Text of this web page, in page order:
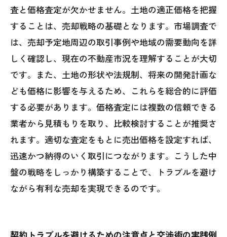
査と価格査定が欠かせません。土地の適正価格を把握
することは、売却戦略の基礎となります。市場調査で
は、売却予定地周辺の取引事例や地域の需要動向を詳
しく確認し、現在の不動産市況を理解することが大切
です。また、土地の形状や法規制、将来の開発計画な
ども価格に影響を与えるため、これらを総合的に評価
する必要があります。価格査定には複数の信頼できる
業者から見積もりを取り、比較検討することが推奨さ
れます。適切な査定をもとに売出価格を設定すれば、
迅速かつ納得のいく取引につながります。こうした中
盤の戦略をしっかり構築することで、トラブルを避け
ながら有利な売却を実現できるのです。